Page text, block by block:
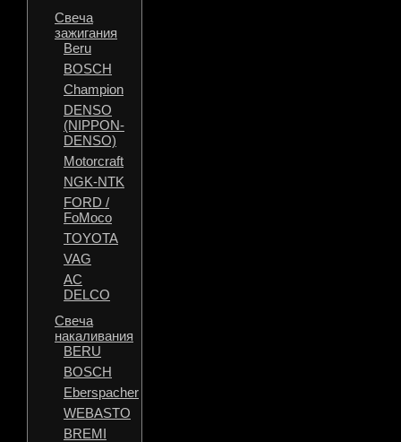
Свеча
зажигания
Beru
BOSCH
Champion
DENSO
(NIPPON-
DENSO)
Motorcraft
NGK-NTK
FORD /
FoMoco
TOYOTA
VAG
AC
DELCO
Свеча
накаливания
BERU
BOSCH
Eberspacher
WEBASTO
BREMI